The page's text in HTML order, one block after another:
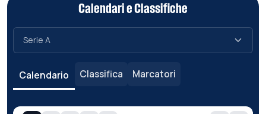
Calendari e Classifiche
Calendario Classifica Marcatori